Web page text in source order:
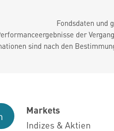
Fondsdaten und
der
sind nach den
Markets
Indizes & Aktien